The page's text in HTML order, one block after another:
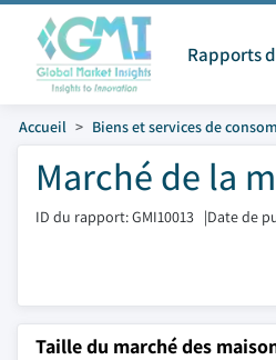
Rapports
Accueil Biens et services de
Marché de la
ID du rapport: GMI10013 |Date de
Taille du marché des